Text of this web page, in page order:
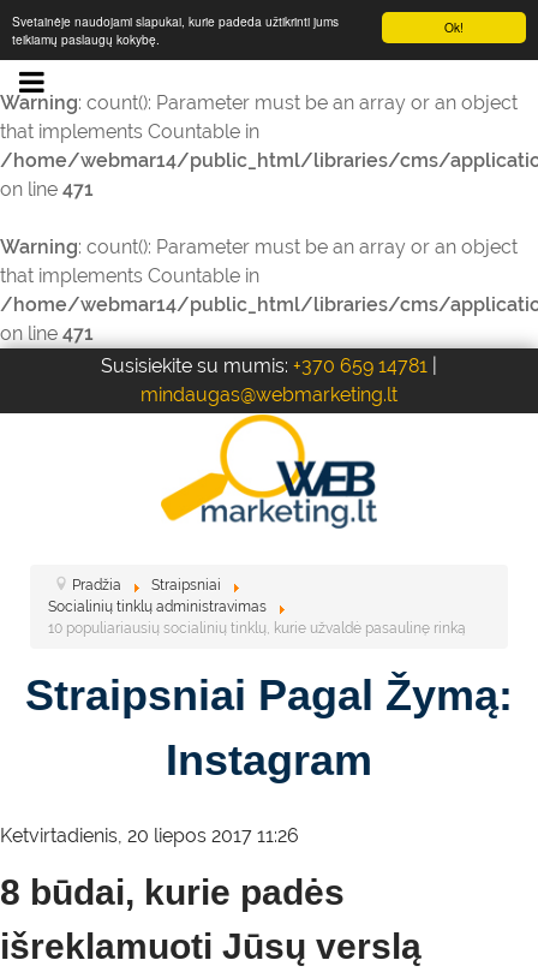
Ok!
Svetainėje naudojami slapukai, kurie padeda užtikrinti jums
teikiamų paslaugų kokybę.
Warning: count(): Parameter must be an array or an object
that implements Countable in
/home/webmar14/public_html/libraries/cms/
on line 471
Warning: count(): Parameter must be an array or an object
that implements Countable in
/home/webmar14/public_html/libraries/cms/
on line 471
Susisiekite su mumis: +370 659 14781
Pradžia
Straipsniai
Socialinių tinklų administravimas
10 populiariausių socialinių tinklų, kurie užvaldė pasaulinę rinką
Straipsniai Pagal Žymą:
Instagram
Ketvirtadienis, 20 liepos 2017 11:26
8 būdai, kurie padės
išreklamuoti Jūsų verslą